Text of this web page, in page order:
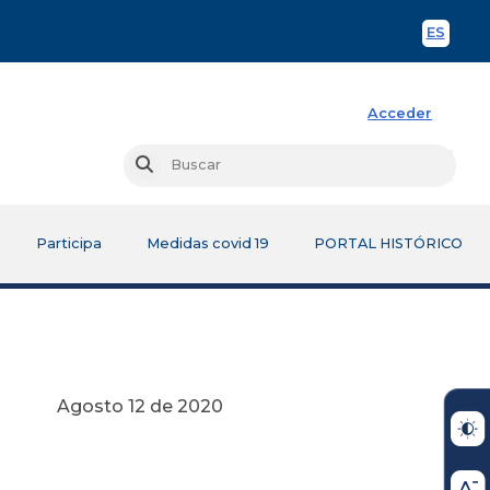
ES
Acceder
Buscar
Participa Medidas covid 19 PORTAL HISTÓRICO
2020